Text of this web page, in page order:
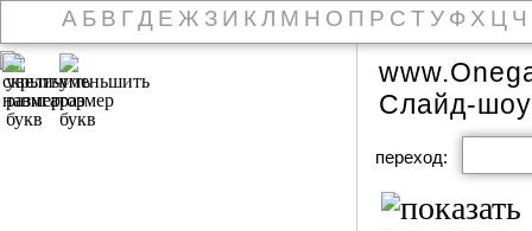
А Б В Г Д Е Ж З И К Л М Н О П Р С Т У Ф Х Ц Ч
Слайд-шоу
переход: